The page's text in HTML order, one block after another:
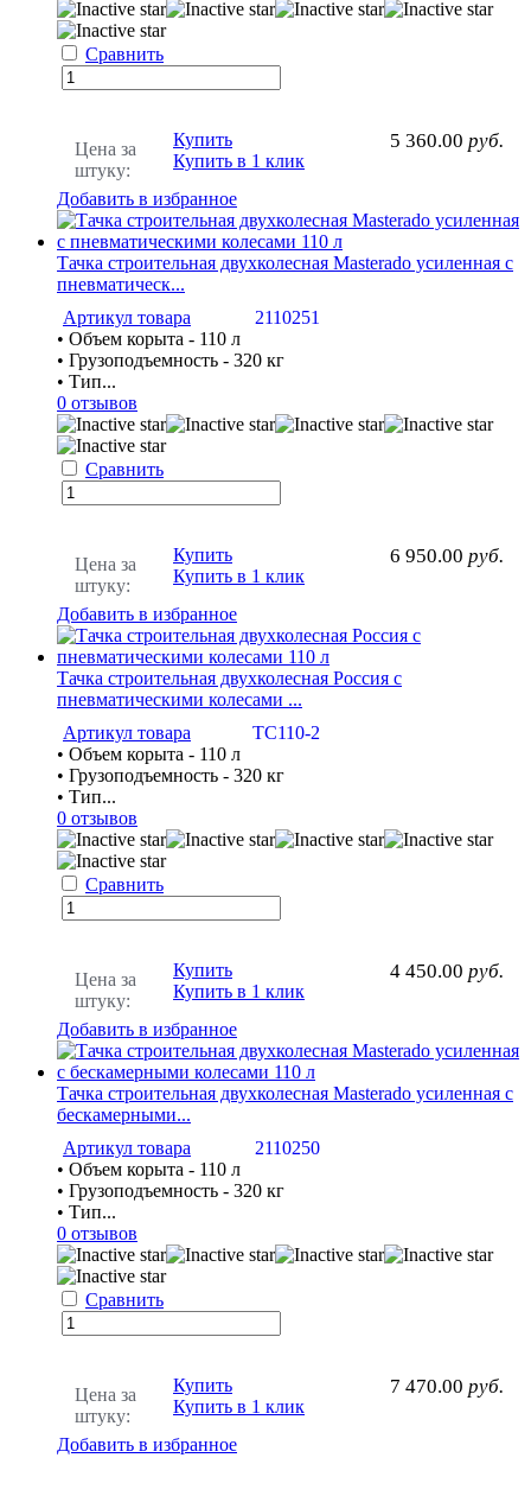
Сравнить
Цена за
штуку:
5 360.00 руб.
Купить
Купить в 1 клик
Добавить в избранное
Тачка строительная двухколесная Masterado усиленная с
пневматическ...
Артикул товара
2110251
• Объем корыта - 110 л
• Грузоподъемность - 320 кг
• Тип...
0 отзывов
Сравнить
Цена за
штуку:
6 950.00 руб.
Купить
Купить в 1 клик
Добавить в избранное
Тачка строительная двухколесная Россия с
пневматическими колесами ...
Артикул товара
ТС110-2
• Объем корыта - 110 л
• Грузоподъемность - 320 кг
• Тип...
0 отзывов
Сравнить
Цена за
штуку:
4 450.00 руб.
Купить
Купить в 1 клик
Добавить в избранное
Тачка строительная двухколесная Masterado усиленная с
бескамерными...
Артикул товара
2110250
• Объем корыта - 110 л
• Грузоподъемность - 320 кг
• Тип...
0 отзывов
Сравнить
Цена за
штуку:
7 470.00 руб.
Купить
Купить в 1 клик
Добавить в избранное